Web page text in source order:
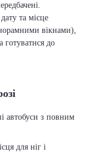
та місце
вікнами),
готуватися до
автобуси з повним
для ніг і